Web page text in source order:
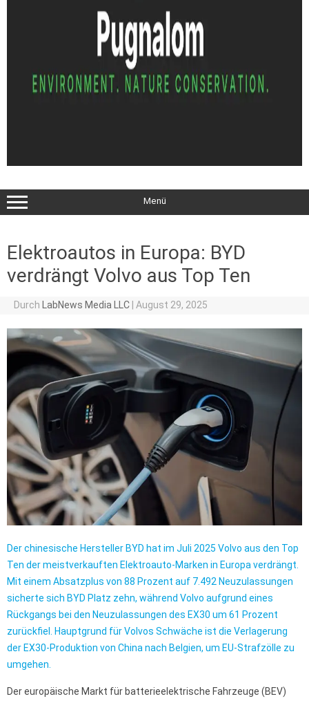
Menü
Elektroautos in Europa: BYD
verdrängt Volvo aus Top Ten
Durch LabNews Media LLC August 29, 2025
Der chinesische Hersteller BYD hat im Juli 2025 Volvo aus den Top
Ten der meistverkauften Elektroauto-Marken in Europa verdrängt.
Mit einem Absatzplus von 88 Prozent auf 7.492 Neuzulassungen
sicherte sich BYD Platz zehn, während Volvo aufgrund eines
Rückgangs bei den Neuzulassungen des EX30 um 61 Prozent
zurückfiel. Hauptgrund für Volvos Schwäche ist die Verlagerung
der EX30-Produktion von China nach Belgien, um EU-Strafzölle zu
umgehen.
Der europäische Markt für batterieelektrische Fahrzeuge (BEV)